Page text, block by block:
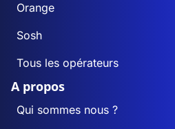
Orange
Sosh
Tous les opérateurs
A propos
Qui sommes nous ?